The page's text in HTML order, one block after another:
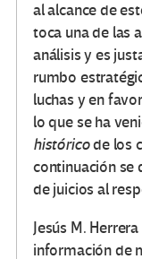
al alcance de
toca una de las
análisis y es
rumbo
luchas y en
lo que se ha
históricode los
continuación se
de juicios al
Jesús M. Herrera
información de